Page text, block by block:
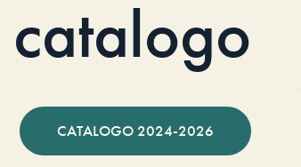
catalogo
CATALOGO 2024-2026